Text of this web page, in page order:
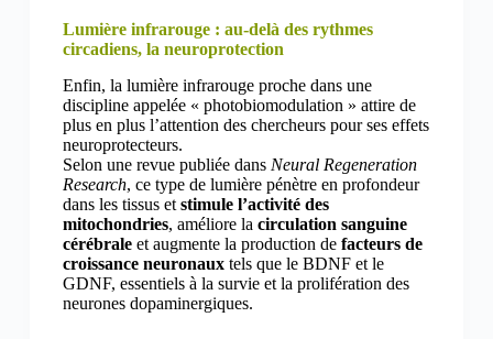
Lumière infrarouge : au-delà des rythmes
circadiens, la neuroprotection
Enfin, la lumière infrarouge proche dans une
discipline appelée « photobiomodulation » attire de
plus en plus l’attention des chercheurs pour ses effets
neuroprotecteurs.
Selon une revue publiée dans Neural Regeneration
Research, ce type de lumière pénètre en profondeur
dans les tissus et stimule l’activité des
mitochondries, améliore la circulation sanguine
cérébraleet augmente la production de facteurs de
croissance neuronauxtels que le BDNF et le
GDNF, essentiels à la survie et la prolifération des
neurones dopaminergiques.